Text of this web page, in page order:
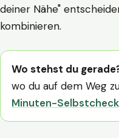
deiner Nähe"
kombinieren.
Wo stehst du
wo du auf dem Weg
Minuten-Selbstcheck